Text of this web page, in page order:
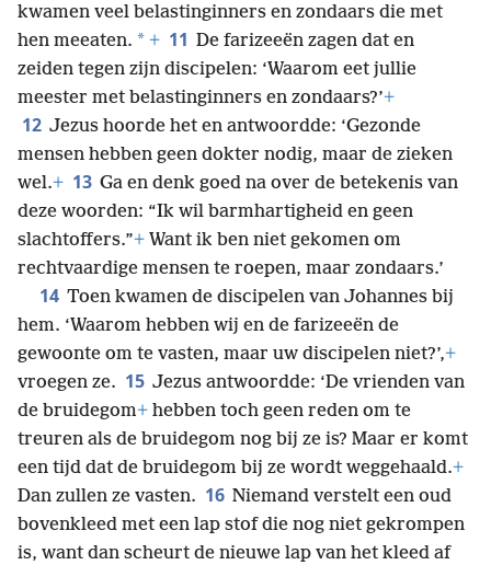
kwamen veel belastinginners en zondaars die met
hen meeaten. * + 11 De farizeeën zagen dat en
zeiden tegen zijn discipelen: ‘Waarom eet jullie
meester met belastinginners en zondaars?’+
12 Jezus hoorde het en antwoordde: ‘Gezonde
mensen hebben geen dokter nodig, maar de zieken
wel.+ 13 Ga en denk goed na over de betekenis van
deze woorden: “Ik wil barmhartigheid en geen
slachtoffers.”+ Want ik ben niet gekomen om
rechtvaardige mensen te roepen, maar zondaars.’
14 Toen kwamen de discipelen van Johannes bij
hem. ‘Waarom hebben wij en de farizeeën de
gewoonte om te vasten, maar uw discipelen niet?’,+
vroegen ze. 15 Jezus antwoordde: ‘De vrienden van
de bruidegom+ hebben toch geen reden om te
treuren als de bruidegom nog bij ze is? Maar er komt
een tijd dat de bruidegom bij ze wordt weggehaald.+
Dan zullen ze vasten. 16 Niemand verstelt een oud
bovenkleed met een lap stof die nog niet gekrompen
is, want dan scheurt de nieuwe lap van het kleed af